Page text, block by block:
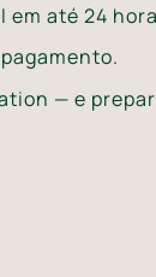
em até 24
— e